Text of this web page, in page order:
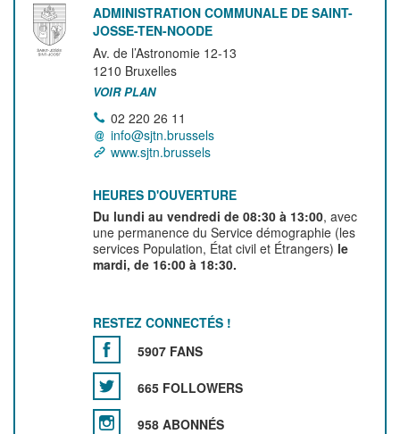
ADMINISTRATION COMMUNALE DE SAINT-
JOSSE-TEN-NOODE
Av. de l’Astronomie 12-13
1210 Bruxelles
VOIR PLAN
02 220 26 11
info@sjtn.brussels
www.sjtn.brussels
HEURES D'OUVERTURE
Du lundi au vendredi de 08:30 à 13:00, avec
une permanence du Service démographie (les
services Population, État civil et Étrangers) le
mardi, de 16:00 à 18:30.
RESTEZ CONNECTÉS !
5907 FANS
665 FOLLOWERS
958 ABONNÉS